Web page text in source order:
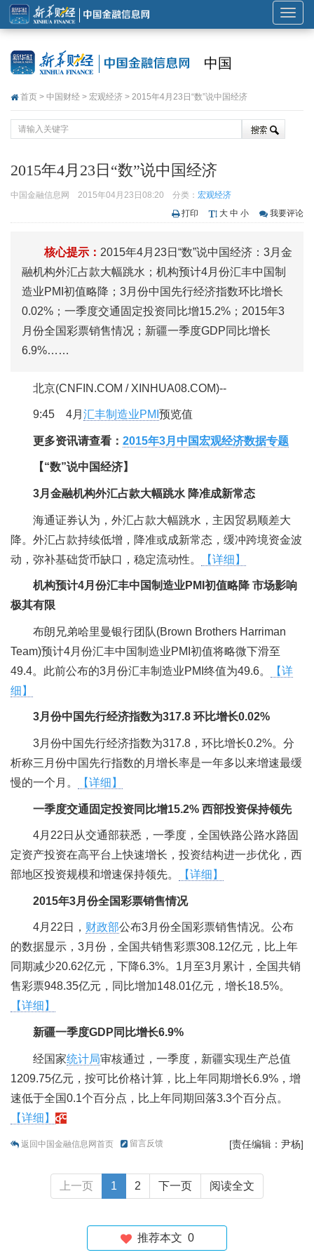
展
开
中国
首页 > 中国财经 > 宏观经济 > 2015年4月23日“数”说中国经济
2015年4月23日“数”说中国经济
中国金融信息网 2015年04月23日08:20 分类： 宏观经济
打印
大 中 小 我要评论
核心提示： 2015年4月23日“数”说中国经济：3月金
融机构外汇占款大幅跳水；机构预计4月份汇丰中国制
造业PMI初值略降；3月份中国先行经济指数环比增长
0.02%；一季度交通固定投资同比增15.2%；2015年3
月份全国彩票销售情况；新疆一季度GDP同比增长
6.9%……
北京(CNFIN.COM / XINHUA08.COM)--
9:45 4月 汇丰制造业PMI 预览值
更多资讯请查看： 2015年3月中国宏观经济数据专题
【“数”说中国经济】
3月金融机构外汇占款大幅跳水 降准成新常态
海通证券认为，外汇占款大幅跳水，主因贸易顺差大
降。外汇占款持续低增，降准或成新常态，缓冲跨境资金波
动，弥补基础货币缺口，稳定流动性。
【详细】
机构预计4月份汇丰中国制造业PMI初值略降 市场影响
极其有限
布朗兄弟哈里曼银行团队(Brown Brothers Harriman
Team)预计4月份汇丰中国制造业PMI初值将略微下滑至
49.4。此前公布的3月份汇丰制造业PMI终值为49.6。
【详
细】
3月份中国先行经济指数为317.8 环比增长0.02%
3月份中国先行经济指数为317.8，环比增长0.2%。分
析称三月份中国先行指数的月增长率是一年多以来增速最缓
慢的一个月。
【详细】
一季度交通固定投资同比增15.2% 西部投资保持领先
4月22日从交通部获悉，一季度，全国铁路公路水路固
定资产投资在高平台上快速增长，投资结构进一步优化，西
部地区投资规模和增速保持领先。
【详细】
2015年3月份全国彩票销售情况
4月22日， 财政部公布3月份全国彩票销售情况。公布
的数据显示，3月份，全国共销售彩票308.12亿元，比上年
同期减少20.62亿元，下降6.3%。1月至3月累计，全国共销
售彩票948.35亿元，同比增加148.01亿元，增长18.5%。
【详细】
新疆一季度GDP同比增长6.9%
经国家统计局审核通过，一季度，新疆实现生产总值
1209.75亿元，按可比价格计算，比上年同期增长6.9%，增
速低于全国0.1个百分点，比上年同期回落3.3个百分点。
【详细】
返回中国金融信息网首页 留言反馈 [责任编辑：尹杨]
上一页 1 2 下一页 阅读全文
推荐本文 0